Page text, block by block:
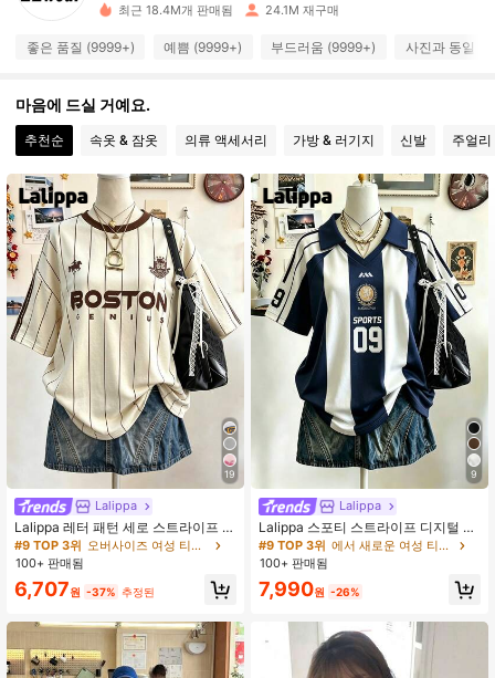
4.91 1.9M 팔로워
4.91 1.9M 팔로워
4.91 1.9M 팔로워
4.91 1.9M 팔로워
4.91 1.9M 팔로워
4.91
4.91 1.9M 팔로워
최근 18.4M개 판매됨 24.1M 재구매
좋은 품질 (9999+) 예쁨 (9999+) 부드러움 (9999+) 사진과 동일
마음에 드실 거예요.
추천순 속옷 & 잠옷 의류 액세서리 가방 & 러기지 신발 주얼
19
Lalippa
Lalippa 레터 패턴 세로 스트라이프 프
린트 패셔너블 미니멀리스트 오버사
이즈 미드 렝스 라운드 넥 드롭 숄더
여성 티셔츠 친구 선물
#9 TOP 3위
오버사이즈 여성 티셔츠
100+ 판매됨
6,707원 -37% 추정된
9
Lalippa
Lalippa 스포티 스트라이프 디지털 프
린트 패션 미니멀리스트 여성용 라펠
브이넥 드롭 숄더 반팔 티셔츠 친구 선
#9 TOP 3위
에서 새로운 여성 티셔츠
100+ 판매됨
7,990원 -26%